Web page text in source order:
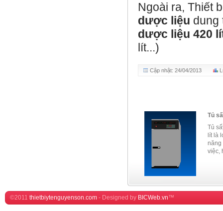
Ngoài ra, Thiết
dược liệu
dược liệu 420
lít...)
Cập nhật: 24/04/2013
Tủ
Tủ
lít là
năng
việc,
©2011 thietbiytenguyenson.com - Designed by BICWeb.vn™